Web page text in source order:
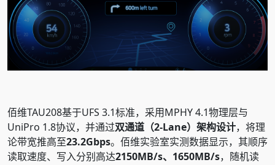
佰维TAU208基于UFS 3.1标准，采用MPHY 4.1物理层与
UniPro 1.8协议，并通过双通道（2-Lane）架构设计，将理
论带宽推高至23.2Gbps。佰维实验室实测数据显示，其顺序
读取速度、写入分别高达2150MB/s、1650MB/s，随机读